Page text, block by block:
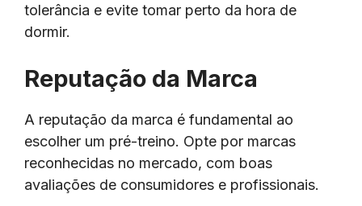
tolerância e evite tomar perto da hora de
dormir.
Reputação da Marca
A reputação da marca é fundamental ao
escolher um pré-treino. Opte por marcas
reconhecidas no mercado, com boas
avaliações de consumidores e profissionais.